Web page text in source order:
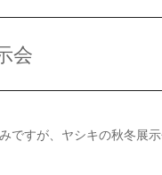
会
ですが、ヤシキの秋冬展示